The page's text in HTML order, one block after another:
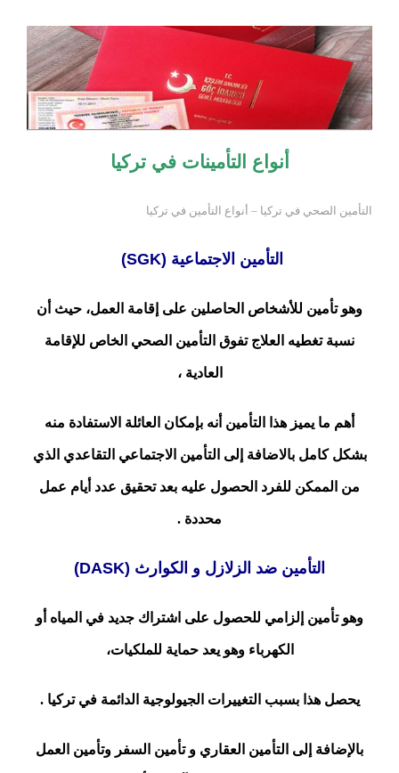
أنواع التأمينات في تركيا
التأمين الصحي في تركيا – أنواع التأمين في تركيا
التأمين الاجتماعية (SGK)
وهو تأمين للأشخاص الحاصلين على إقامة العمل، حيث أن
نسبة تغطيه العلاج تفوق التأمين الصحي الخاص للإقامة
العادية ،
أهم ما يميز هذا التأمين أنه بإمكان العائلة الاستفادة منه
بشكل كامل بالاضافة إلى التأمين الاجتماعي التقاعدي الذي
من الممكن للفرد الحصول عليه بعد تحقيق عدد أيام عمل
محددة .
التأمين ضد الزلازل و الكوارث (DASK)
وهو تأمين إلزامي للحصول على اشتراك جديد في المياه أو
الكهرباء وهو يعد حماية للملكيات،
يحصل هذا بسبب التغييرات الجيولوجية الدائمة في تركيا .
بالإضافة إلى التأمين العقاري و تأمين السفر وتأمين العمل